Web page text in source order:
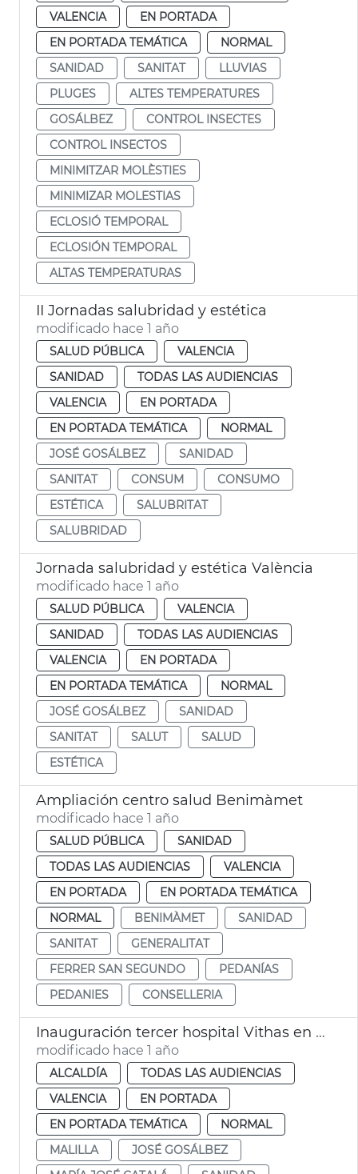
VALENCIA
EN PORTADA
EN PORTADA TEMÁTICA
NORMAL
SANIDAD
SANITAT
LLUVIAS
PLUGES
ALTES TEMPERATURES
GOSÁLBEZ
CONTROL INSECTES
CONTROL INSECTOS
MINIMITZAR MOLÈSTIES
MINIMIZAR MOLESTIAS
ECLOSIÓ TEMPORAL
ECLOSIÓN TEMPORAL
ALTAS TEMPERATURAS
II Jornadas salubridad y estética
modificado hace 1 año
SALUD PÚBLICA
VALENCIA
SANIDAD
TODAS LAS AUDIENCIAS
VALENCIA
EN PORTADA
EN PORTADA TEMÁTICA
NORMAL
JOSÉ GOSÁLBEZ
SANIDAD
SANITAT
CONSUM
CONSUMO
ESTÉTICA
SALUBRITAT
SALUBRIDAD
Jornada salubridad y estética València
modificado hace 1 año
SALUD PÚBLICA
VALENCIA
SANIDAD
TODAS LAS AUDIENCIAS
VALENCIA
EN PORTADA
EN PORTADA TEMÁTICA
NORMAL
JOSÉ GOSÁLBEZ
SANIDAD
SANITAT
SALUT
SALUD
ESTÉTICA
Ampliación centro salud Benimàmet
modificado hace 1 año
SALUD PÚBLICA
SANIDAD
TODAS LAS AUDIENCIAS
VALENCIA
EN PORTADA
EN PORTADA TEMÁTICA
NORMAL
BENIMÀMET
SANIDAD
SANITAT
GENERALITAT
FERRER SAN SEGUNDO
PEDANÍAS
PEDANIES
CONSELLERIA
Inauguración tercer hospital Vithas en València
modificado hace 1 año
ALCALDÍA
TODAS LAS AUDIENCIAS
VALENCIA
EN PORTADA
EN PORTADA TEMÁTICA
NORMAL
MALILLA
JOSÉ GOSÁLBEZ